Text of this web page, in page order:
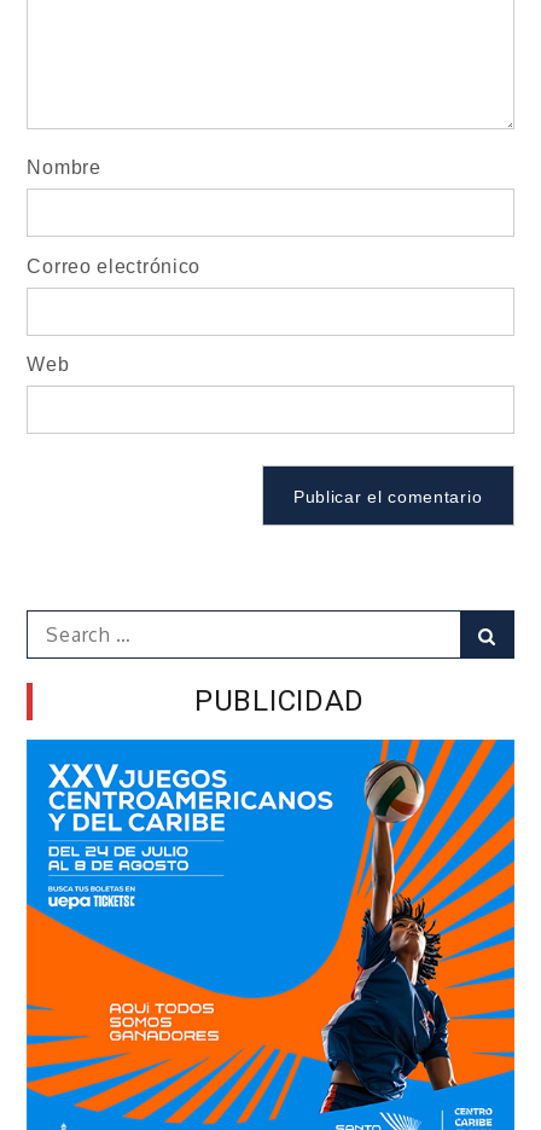
Nombre
Correo electrónico
Web
Search
for:
PUBLICIDAD